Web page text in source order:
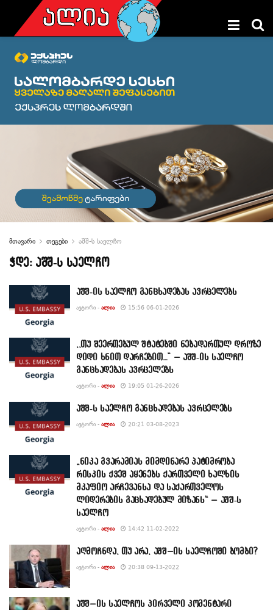
მთავარი თეგები აშშ-ს საელჩო
ჭდე: აშშ-ს საელჩო
აშშ-ის საელჩო განცხადებას ავრცელებს
ᲐᲕᲢᲝᲠᲘ - ᲐᲚᲘᲐ 15:56 06-01-2026
,,თუ შეერთებულ შტატებში ნებადართულ დროზე
დიდი ხნით დარჩებით…” – აშშ-ის საელჩო
განცხადებას ავრცელებს
ᲐᲕᲢᲝᲠᲘ - ᲐᲚᲘᲐ 19:05 01-26-2026
აშშ-ს საელჩო განცხადებას ავრცელებს
ᲐᲕᲢᲝᲠᲘ - ᲐᲚᲘᲐ 20:21 03-08-2023
„ნიკა გვარამიას მიმდინარე პატიმრობა
რისკის ქვეშ აყენებს ქართველი ხალხის
მკაფიო არჩევანსა და საქართველოს
ლიდერების გაცხადებულ მიზანს“ – აშშ-ს
საელჩო
ᲐᲕᲢᲝᲠᲘ - ᲐᲚᲘᲐ 14:42 11-02-2022
აღმოჩნდა, თუ არა, აშშ–ის საელჩოში ბომბი?
ᲐᲕᲢᲝᲠᲘ - ᲐᲚᲘᲐ 20:38 09-13-2022
აშშ–ის საელჩოს პირველი კომენტარი